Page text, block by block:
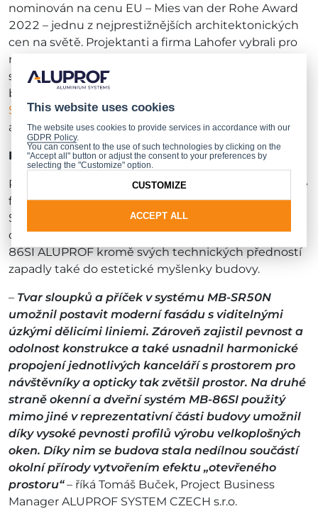
nominován na cenu EU – Mies van der Rohe Award
2022 – jednu z nejprestižnějších architektonických
cen na světě. Projektanti a firma Lahofer vybrali pro
realizaci projektu pouze ty materiály a výrobky, které
splňovaly přísné technické podmínky. Ve výsledku
byla zvolena řešení ALUPROF –
SR50N, která zajistila vysokou tepelnou izolaci oken
a dveří, energetickou úspornost a vodotěsnost.
Pečlivě vybrané materiály ALUPROF
Při výběru materiálů se důležitými aspekty staly také
flexibilita a možnost experimentování s formou.
Systémy sloupko-příčkových stěn MB-SR50N a
okenní a dveřní systémy s tepelným mostem MB-
86SI ALUPROF kromě svých technických předností
zapadly také do estetické myšlenky budovy.
– Tvar sloupků a příček v systému MB-SR50N
umožnil postavit moderní fasádu s viditelnými
úzkými dělicími liniemi. Zároveň zajistil pevnost a
odolnost konstrukce a také usnadnil harmonické
propojení jednotlivých kanceláří s prostorem pro
návštěvníky a opticky tak zvětšil prostor. Na druhé
straně okenní a dveřní systém MB-86SI použitý
mimo jiné v reprezentativní části budovy umožnil
díky vysoké pevnosti profilů výrobu velkoplošných
oken. Díky nim se budova stala nedílnou součástí
okolní přírody vytvořením efektu „otevřeného
prostoru“– říká Tomáš Buček, Project Business
Manager ALUPROF SYSTEM CZECH s.r.o.
This website uses cookies
The website uses cookies to provide services in accordance with our
GDPR Policy.
You can consent to the use of such technologies by clicking on the
"Accept all" button or adjust the consent to your preferences by
selecting the "Customize" option.
ACCEPT ALL
CUSTOMIZE